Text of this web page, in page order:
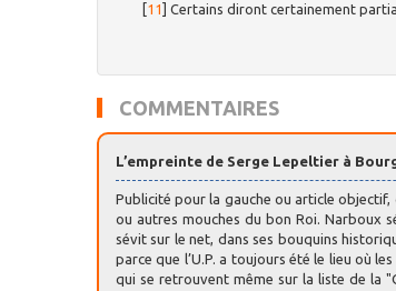
11 ]Certains diront certainement
COMMENTAIRES
L’empreinte de Serge Lepeltier à
Publicité pour la gauche ou article objectif,
ou autres mouches du bon Roi. Narboux
sévit sur le net, dans ses bouquins
parce que l’U.P. a toujours été le lieu où
qui se retrouvent même sur la liste de la